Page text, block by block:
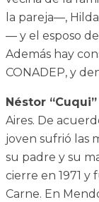
la pareja—,
— y el esposo
Además hay
CONADEP, y
Néstor
Aires. De
joven sufrió las
su padre y su
cierre en 1971
Carne. En